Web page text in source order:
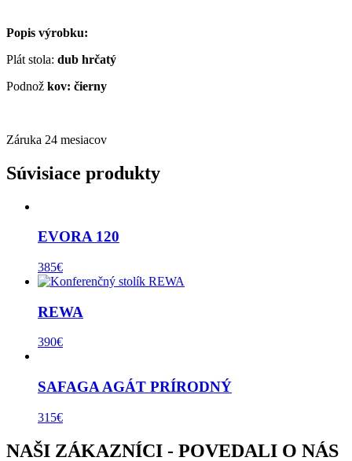
Popis výrobku:
Plát stola: dub hrčatý
Podnož kov: čierny
Záruka 24 mesiacov
Súvisiace produkty
EVORA 120
385€
REWA
390€
SAFAGA AGÁT PRÍRODNÝ
315€
NAŠI ZÁKAZNÍCI - POVEDALI O NÁS